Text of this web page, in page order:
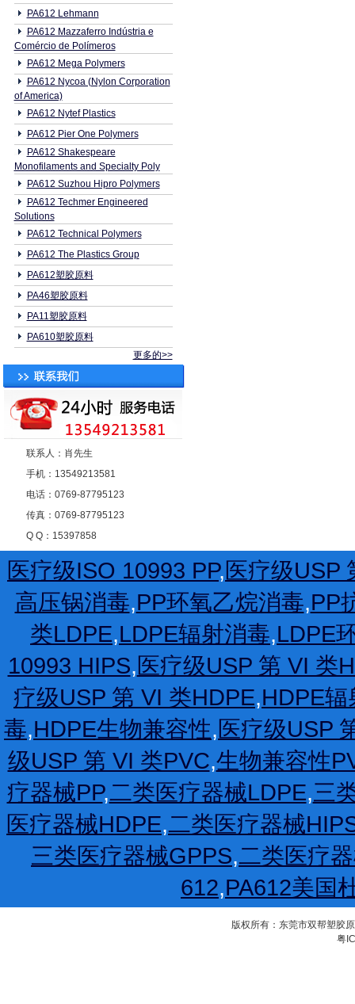
PA612 Lehmann
PA612 Mazzaferro Indústria e
Comércio de Polímeros
PA612 Mega Polymers
PA612 Nycoa (Nylon Corporation
of America)
PA612 Nytef Plastics
PA612 Pier One Polymers
PA612 Shakespeare
Monofilaments and Specialty Poly
PA612 Suzhou Hipro Polymers
PA612 Techmer Engineered
Solutions
PA612 Technical Polymers
PA612 The Plastics Group
PA612塑胶原料
PA46塑胶原料
PA11塑胶原料
PA610塑胶原料
更多的>>
联系人：肖先生
手机：13549213581
电话：0769-87795123
传真：0769-87795123
Q Q：15397858
医疗级ISO 10993 PP,医疗级USP
高压锅消毒,PP环氧乙烷消毒,PP
类LDPE,LDPE辐射消毒,LDPE
10993 HIPS,医疗级USP 第 VI 类
疗级USP 第 VI 类HDPE,HDPE辐
毒,HDPE生物兼容性,医疗级USP
级USP 第 VI 类PVC,生物兼容性
疗器械PP,二类医疗器械LDPE,三
医疗器械HDPE,二类医疗器械
三类医疗器械GPPS,二类医疗
612,PA612美国
版权所有：东莞市双帮塑胶
粤